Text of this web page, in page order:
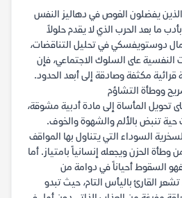
يفضلون الغوص في دهاليز النفس
ما بعد الحرب الذي لا يقدم حلولاً
دوستويفسكي في تحليل التناقضات،
النفسية على السلوك الاجتماعي، فإن
مكثفة وصادقة إلى أبعد الحدود.
ووطأة التشاؤم
تحويل المأساة إلى مادة أدبية مشوقة،
تنبض بالألم والشهوة والخوف.
السوداء التي يتناول بها المواقف
وطأة الحزن ويجعله إنسانياً بامتياز. أما
السقوط أحياناً في دوامة من
القارئ باليأس التام، حيث تبدو